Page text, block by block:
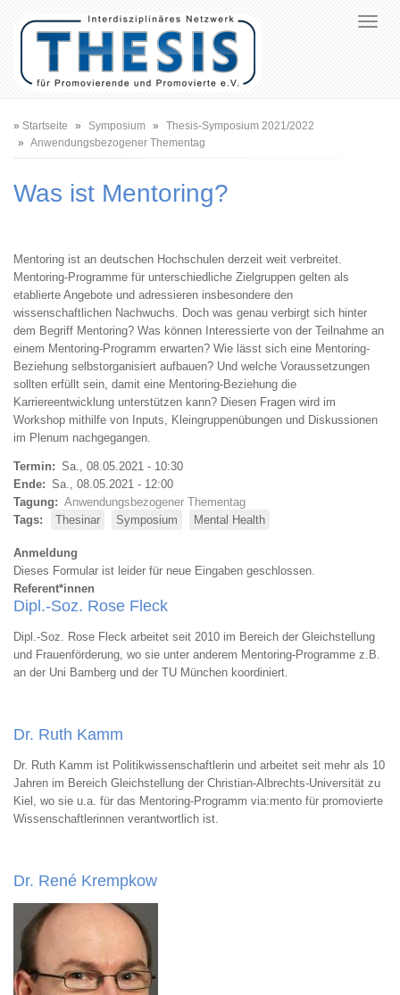
Pfadnavigation
Startseite Symposium
Thesis-Symposium 2021/2022
Anwendungsbezogener Thementag
Was ist Mentoring?
Mentoring ist an deutschen Hochschulen derzeit weit verbreitet.
Mentoring-Programme für unterschiedliche Zielgruppen gelten als
etablierte Angebote und adressieren insbesondere den
wissenschaftlichen Nachwuchs. Doch was genau verbirgt sich hinter
dem Begriff Mentoring? Was können Interessierte von der Teilnahme an
einem Mentoring-Programm erwarten? Wie lässt sich eine Mentoring-
Beziehung selbstorganisiert aufbauen? Und welche Voraussetzungen
sollten erfüllt sein, damit eine Mentoring-Beziehung die
Karriereentwicklung unterstützen kann? Diesen Fragen wird im
Workshop mithilfe von Inputs, Kleingruppenübungen und Diskussionen
im Plenum nachgegangen.
Termin
Sa., 08.05.2021 - 10:30
Ende
Sa., 08.05.2021 - 12:00
Tagung
Anwendungsbezogener Thementag
Tags
Thesinar Symposium Mental Health
Anmeldung
Dieses Formular ist leider für neue Eingaben geschlossen.
Referent*innen
Dipl.-Soz. Rose Fleck
Dipl.-Soz. Rose Fleck arbeitet seit 2010 im Bereich der Gleichstellung
und Frauenförderung, wo sie unter anderem Mentoring-Programme z.B.
an der Uni Bamberg und der TU München koordiniert.
Dr. Ruth Kamm
Dr. Ruth Kamm ist Politikwissenschaftlerin und arbeitet seit mehr als 10
Jahren im Bereich Gleichstellung der Christian-Albrechts-Universität zu
Kiel, wo sie u.a. für das Mentoring-Programm via:mento für promovierte
Wissenschaftlerinnen verantwortlich ist.
Dr. René Krempkow